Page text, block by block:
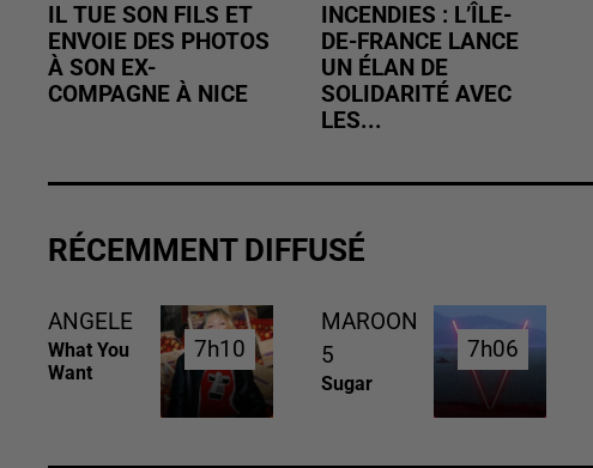
IL TUE SON FILS ET
ENVOIE DES PHOTOS
À SON EX-
COMPAGNE À NICE
INCENDIES : L’ÎLE-
DE-FRANCE LANCE
UN ÉLAN DE
SOLIDARITÉ AVEC
LES...
RÉCEMMENT DIFFUSÉ
ANGELE
What You
Want
7h10
7h10
MAROON
5
Sugar
7h06
7h06